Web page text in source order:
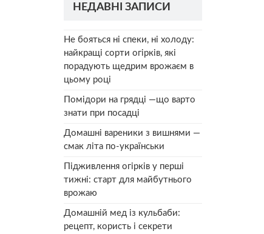
НЕДАВНІ ЗАПИСИ
Не бояться ні спеки, ні холоду:
найкращі сорти огірків, які
порадують щедрим врожаєм в
цьому році
Помідори на грядці —що варто
знати при посадці
Домашні вареники з вишнями —
смак літа по-українськи
Підживлення огірків у перші
тижні: старт для майбутнього
врожаю
Домашній мед із кульбаби:
рецепт, користь і секрети